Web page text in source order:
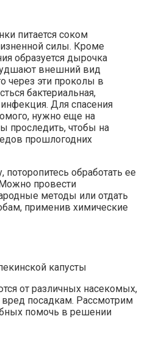
питается соком
силы. Кроме
образуется дырочка
внешний вид
через эти проколы в
бактериальная,
Для спасения
нужно еще на
проследить, чтобы на
прошлогодних
поторопитесь обработать ее
провести
методы или отдать
применив химические
от различных насекомых,
посадкам. Рассмотрим
помочь в решении